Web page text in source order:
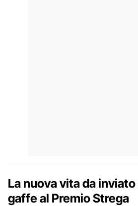
La nuova vita da inviato
gaffe al Premio Strega